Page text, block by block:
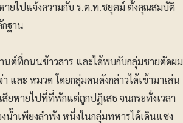
ายไปแจ้งความกับ ร.ต.ท.ชยุตม์ ตั้งคุณสมบัติ
ฐาน
นต์ที่ถนนข้าวสาร และได้พบกับกลุ่มชายตัดผม
และ หมวด โดยกลุ่มคนดังกล่าวได้เข้ามาเล่น
ยหายไปที่ที่พักแต่ถูกปฏิเสธ จนกระทั่งเวลา
ำเพียงลำพัง หนึ่งในกลุ่มทหารได้เดินแซง